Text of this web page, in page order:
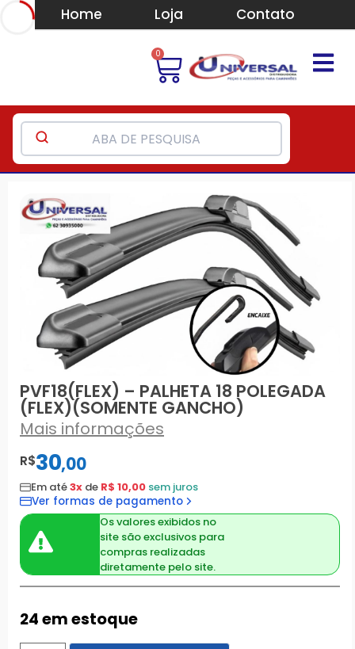
Home Loja Contato
0
PVF18(FLEX) – PALHETA 18 POLEGADA
(FLEX)(SOMENTE GANCHO)
Mais informações
R$30,00
Em até3x de R$ 10,00 sem juros
Ver formas de pagamento
Os valores exibidos no
site são exclusivos para
compras realizadas
diretamente pelo site.
24 em estoque